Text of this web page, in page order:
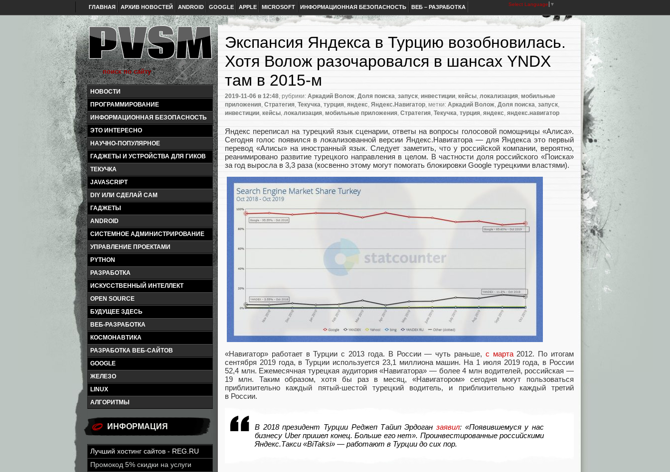
ГЛАВНАЯ АРХИВ НОВОСТЕЙ ANDROID GOOGLE APPLE MICROSOFT ИНФОРМАЦИОННАЯ БЕЗОПАСНОСТЬ ВЕБ – РАЗРАБОТКА Select Language ▼
НОВОСТИ
ПРОГРАММИРОВАНИЕ
ИНФОРМАЦИОННАЯ БЕЗОПАСНОСТЬ
ЭТО ИНТЕРЕСНО
НАУЧНО-ПОПУЛЯРНОЕ
ГАДЖЕТЫ И УСТРОЙСТВА ДЛЯ ГИКОВ
ТЕКУЧКА
JAVASCRIPT
DIY ИЛИ СДЕЛАЙ САМ
ГАДЖЕТЫ
ANDROID
СИСТЕМНОЕ АДМИНИСТРИРОВАНИЕ
УПРАВЛЕНИЕ ПРОЕКТАМИ
PYTHON
РАЗРАБОТКА
ИСКУССТВЕННЫЙ ИНТЕЛЛЕКТ
OPEN SOURCE
БУДУЩЕЕ ЗДЕСЬ
ВЕБ-РАЗРАБОТКА
КОСМОНАВТИКА
РАЗРАБОТКА ВЕБ-САЙТОВ
GOOGLE
ЖЕЛЕЗО
LINUX
АЛГОРИТМЫ
ИНФОРМАЦИЯ
Лучший хостинг сайтов - REG.RU
Промокод 5% скидки на услуги
Экспансия Яндекса в Турцию возобновилась.
Хотя Волож разочаровался в шансах YNDX
там в 2015-м
2019-11-06 в 12:48, рубрики: Аркадий Волож, Доля поиска, запуск, инвестиции, кейсы, локализация, мобильные
приложения, Стратегия, Текучка, турция, яндекс, Яндекс.Навигатор, метки: Аркадий Волож, Доля поиска, запуск,
инвестиции, кейсы, локализация, мобильные приложения, Стратегия, Текучка, турция, яндекс, яндекс.навигатор
Яндекс переписал на турецкий язык сценарии, ответы на вопросы голосовой помощницы «Алиса».
Сегодня голос появился в локализованной версии Яндекс.Навигатора — для Яндекса это первый
перевод «Алисы» на иностранный язык. Следует заметить, что у российской компании, вероятно,
реанимировано развитие турецкого направления в целом. В частности доля российского «Поиска»
за год выросла в 3,3 раза (косвенно этому могут помогать блокировки Google турецкими властями).
«Навигатор» работает в Турции с 2013 года. В России — чуть раньше, с марта2012. По итогам
сентября 2019 года, в Турции используется 23,1 миллиона машин. На 1 июля 2019 года, в России
52,4 млн. Ежемесячная турецкая аудитория «Навигатора» — более 4 млн водителей, российская —
19 млн. Таким образом, хотя бы раз в месяц,
«Навигатором» сегодня могут пользоваться
приблизительно каждый пятый-шестой турецкий водитель,
и приблизительно каждый третий
в России.
В 2018 президент Турции Реджеп Тайип Эрдоган заявил: «Появившемуся у нас
бизнесу Uber пришел конец. Больше его нет». Проинвестированные российскими
Яндекс.Такси «BiTaksi» — работают в Турции до сих пор.